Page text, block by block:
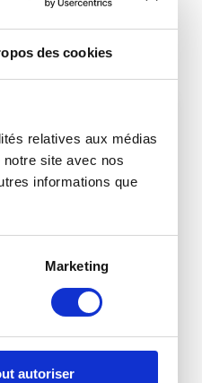
des cookies
relatives aux médias
site avec nos
informations que
Marketing
autoriser
AT C!PRINT
at C!Print exhibition from
at Eurexpo Lyon,